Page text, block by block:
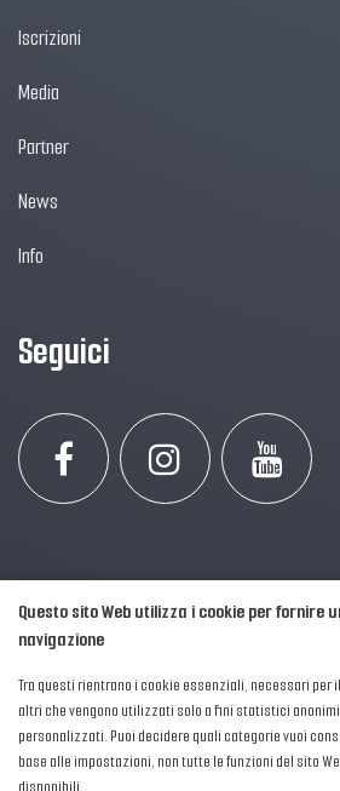
Iscrizioni
Media
Partner
News
Info
Seguici
2016-2026 © AIPFM - Festa della Musica
Privacy Policy
|
Questo sito Web utilizza i cookie per fornire
navigazione
Tra questi rientrano i cookie essenziali, necessari per
altri che vengono utilizzati solo a fini statistici
personalizzati. Puoi decidere quali categorie vuoi
base alle impostazioni, non tutte le funzioni del sito